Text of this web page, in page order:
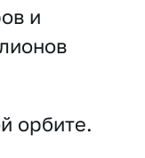
и
орбите.